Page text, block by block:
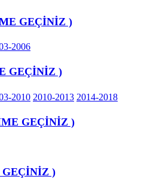
GEÇİNİZ )
2006
GEÇİNİZ )
2010 2010-2013 2014-2018
GEÇİNİZ )
)